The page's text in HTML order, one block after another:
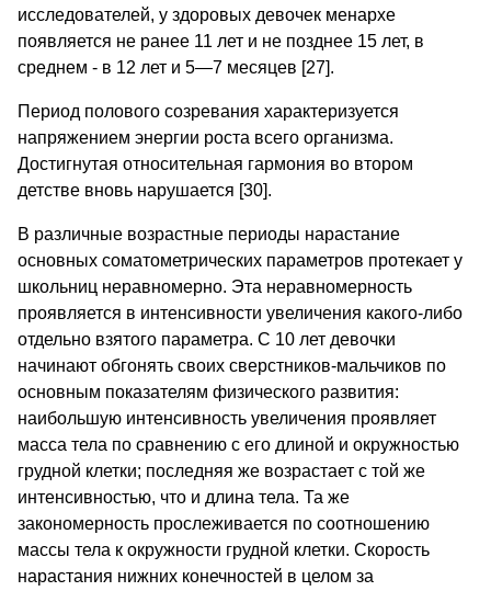
исследователей, у здоровых девочек менархе
появляется не ранее 11 лет и не позднее 15 лет, в
среднем - в 12 лет и 5—7 месяцев [27].
Период полового созревания характеризуется
напряжением энергии роста всего организма.
Достигнутая относительная гармония во втором
детстве вновь нарушается [30].
В различные возрастные периоды нарастание
основных соматометрических параметров протекает у
школьниц неравномерно. Эта неравномерность
проявляется в интенсивности увеличения какого-либо
отдельно взятого параметра. С 10 лет девочки
начинают обгонять своих сверстников-мальчиков по
основным показателям физического развития:
наибольшую интенсивность увеличения проявляет
масса тела по сравнению с его длиной и окружностью
грудной клетки; последняя же возрастает с той же
интенсивностью, что и длина тела. Та же
закономерность прослеживается по соотношению
массы тела к окружности грудной клетки. Скорость
нарастания нижних конечностей в целом за